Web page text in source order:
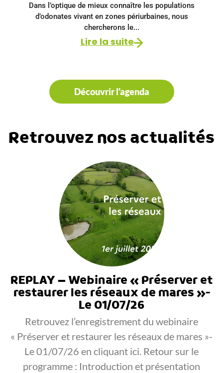
Dans l’optique de mieux connaître les populations
d’odonates vivant en zones périurbaines, nous
chercherons le...
Lire la suite
Découvrir l'agenda
Retrouvez nos actualités
REPLAY – Webinaire « Préserver et
restaurer les réseaux de mares »-
Le 01/07/26
Retrouvez l’enregistrement du webinaire
« Préserver et restaurer les réseaux de mares »-
Le 01/07/26 en cliquant ici. Retour sur le
programme : Introduction et présentation